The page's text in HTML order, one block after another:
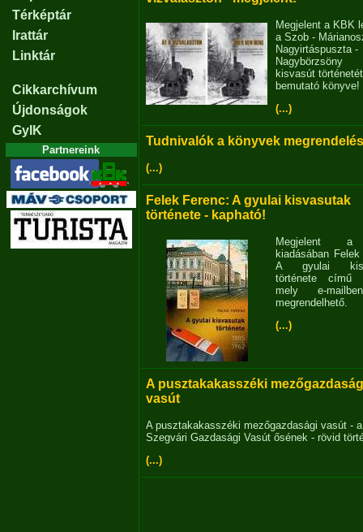
Térképtár
Irattár
Linktár
Cikkarchívum
Újdonságok
GyIK
Partnereink
Megjelent a KBK
a Szob -
Nagyirtáspuszta -
Nagybörzsöny
kisvasút történetét
bemutató könyve!
(...)
Tudnivalók a könyvek
(...)
Felek Ferenc: A gyulai kisvasutak
története - kapható!
Megjelent
kiadásában
A gyulai
története című
mely e-
megrendelhető.
(...)
A pusztakakasszéki
vasút
A pusztakakasszéki mezőgazdasági vasút - a
Szegvári Gazdasági Vasút ősének - rövid
(...)